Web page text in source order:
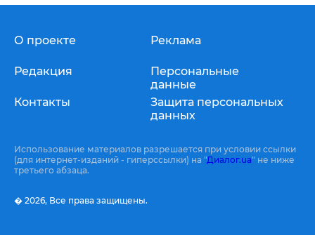
О проекте
Редакция
Контакты
Реклама
Персональные
данные
Защита персональных
данных
Использование материалов разрешается при условии ссылки
(для интернет-изданий - гиперссылки) на "Диалог.ua" не ниже
третьего абзаца.
� 2026, Все права защищены.